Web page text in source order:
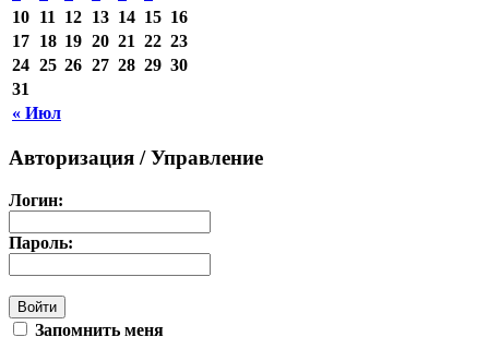
« Июл
10 11 12 13 14 15 16
17 18 19 20 21 22 23
24 25 26 27 28 29 30
31
Авторизация / Управление
Логин:
Пароль:
Запомнить меня